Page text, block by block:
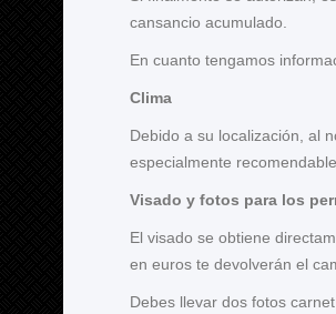
cansancio acumulado.
En cuanto tengamos
Clima
Debido a su localización, al
especialmente
Visado y fotos para los
El visado se obtiene
en euros te devolverán el
Debes llevar dos fotos